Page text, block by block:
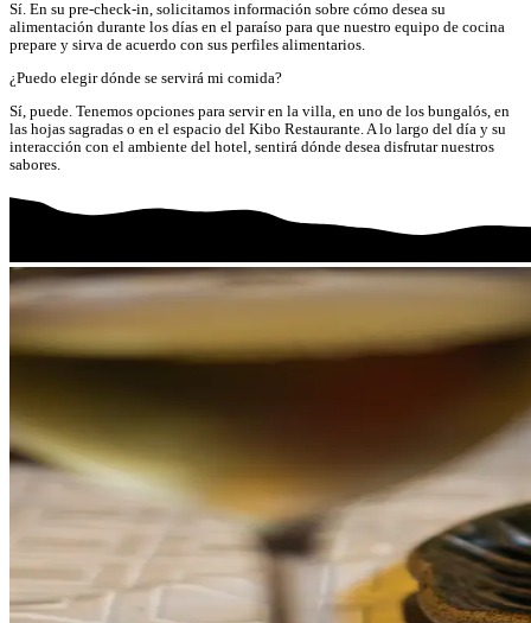
Sí. En su pre-check-in, solicitamos información sobre cómo desea su
alimentación durante los días en el paraíso para que nuestro equipo de cocina
prepare y sirva de acuerdo con sus perfiles alimentarios.
¿Puedo elegir dónde se servirá mi comida?
Sí, puede. Tenemos opciones para servir en la villa, en uno de los bungalós, en
las hojas sagradas o en el espacio del Kibo Restaurante. A lo largo del día y su
interacción con el ambiente del hotel, sentirá dónde desea disfrutar nuestros
sabores.